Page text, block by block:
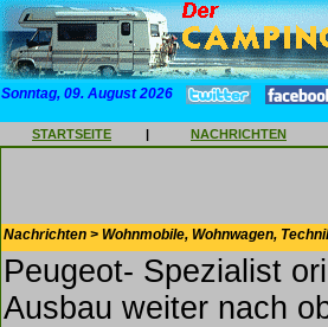
Sonntag, 09. August 2026
STARTSEITE | NACHRICHTEN
Nachrichten > Wohnmobile, Wohnwagen,
Peugeot- Spezialist
Ausbau weiter nach